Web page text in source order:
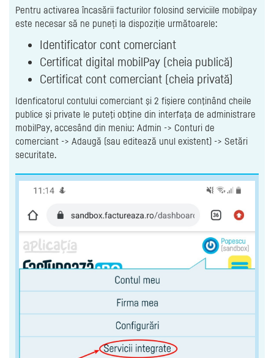
Pentru activarea încasării facturilor folosind serviciile mobilpay
este necesar să ne puneți la dispoziție următoarele:
Identificator cont comerciant
Certificat digital mobilPay (cheia publică)
Certificat cont comerciant (cheia privată)
Idenficatorul contului comerciant şi 2 fişiere conţinând cheile
publice şi private le puteţi obţine din interfaţa de administrare
mobilPay, accesând din meniu: Admin -> Conturi de
comerciant -> Adaugă (sau editează unul existent) -> Setări
securitate.